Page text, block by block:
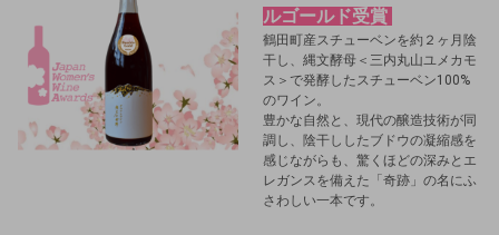
ルゴールド受賞
鶴田町産スチューベンを約２ヶ月陰
干し、縄文酵母＜三内丸山ユメカモ
ス＞で発酵したスチューベン100%
のワイン。
豊かな自然と、現代の醸造技術が同
調し、陰干ししたブドウの凝縮感を
感じながらも、驚くほどの深みとエ
レガンスを備えた「奇跡」の名にふ
さわしい一本です。